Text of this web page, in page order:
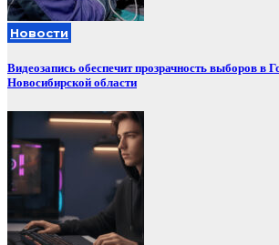
Новости
Видеозапись обеспечит прозрачность выборов в
Новосибирской области